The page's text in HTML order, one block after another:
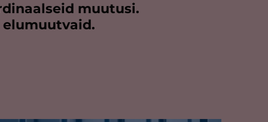
muutusi.